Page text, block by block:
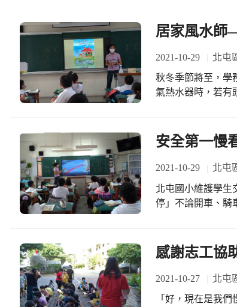
居家風水師
2021-10-29 北屯
秋冬季節將至，學
氣熱水器時，若有
安全第一慢
2021-10-29 北屯
北屯國小維護學生
停」不論開車、騎
感謝志工協
2021-10-27 北屯
「好，現在是我